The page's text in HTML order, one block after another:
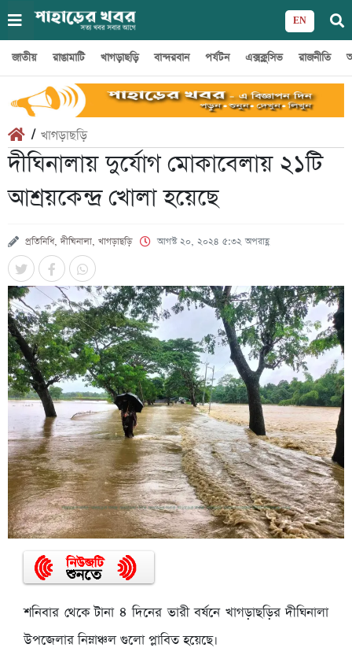
EN
জাতীয় রাঙামাটি খাগড়াছড়ি বান্দরবান পর্যটন এক্সক্লুসিভ রাজনীতি
/ খাগড়াছড়ি
দীঘিনালায় দুর্যোগ মোকাবেলায় ২১টি
আশ্রয়কেন্দ্র খোলা হয়েছে
প্রতিনিধি, দীঘিনালা, খাগড়াছড়ি আগস্ট ২০, ২০২৪ ৫:৩২ অপরাহ্ণ
শনিবার থেকে টানা ৪ দিনের ভারী বর্ষনে খাগড়াছড়ির দীঘিনালা
উপজেলার নিম্নাঞ্চল গুলো প্লাবিত হয়েছে।